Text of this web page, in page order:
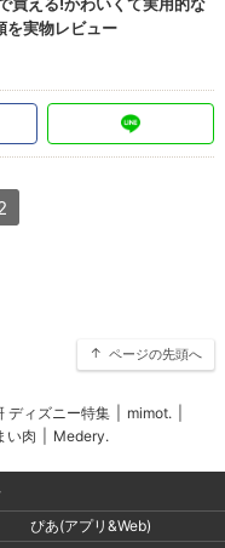
ページの先頭へ
ディズニー特集 mimot.
い肉 Medery.
ぴあ(アプリ&Web)